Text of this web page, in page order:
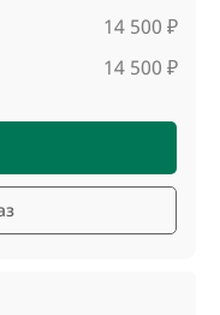
14 500 ₽
14 500 ₽